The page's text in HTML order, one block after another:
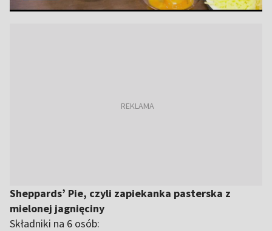
Sheppards’ Pie, czyli zapiekanka pasterska z
mielonej jagnięciny
Składniki na 6 osób: